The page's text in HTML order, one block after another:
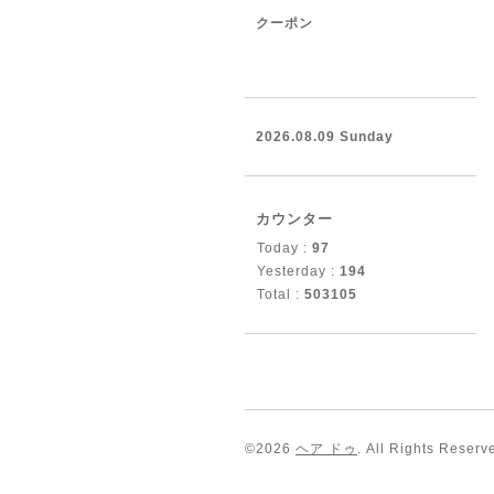
クーポン
2026.08.09 Sunday
カウンター
Today : 97
Yesterday : 194
Total : 503105
©2026 ヘア ドゥ . All Rights